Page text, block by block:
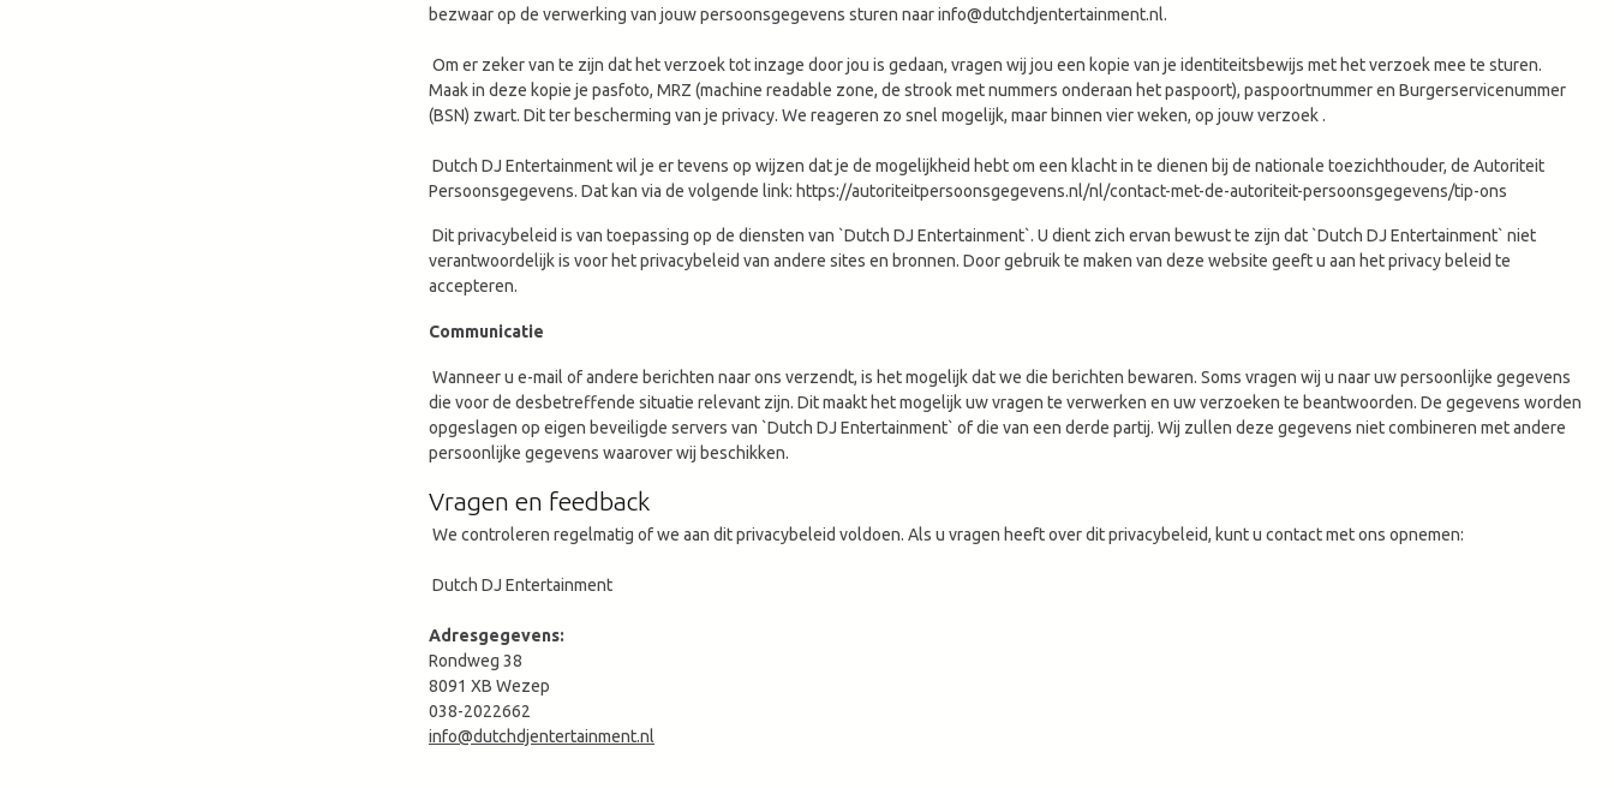
bezwaar op de verwerking van jouw persoonsgegevens sturen naarinfo@dutchdjentertainment.nl.
Om er zeker van te zijn dat het verzoek tot inzage door jou is gedaan, vragen wij jou een kopie van je identiteitsbewijs met het verzoek mee te sturen.
Maak in deze kopie je pasfoto, MRZ (machine readable zone, de strook met nummers onderaan het paspoort), paspoortnummer en Burgerservicenummer
(BSN) zwart. Dit ter bescherming van je privacy. We reageren zo snel mogelijk, maar binnen vier weken, op jouw verzoek .
Dutch DJ Entertainment wil je er tevens op wijzen dat je de mogelijkheid hebt om een klacht in te dienen bij de nationale toezichthouder, de Autoriteit
Persoonsgegevens. Dat kan via de volgende link: https://autoriteitpersoonsgegevens.nl/nl/contact-met-de-autoriteit-persoonsgegevens/tip-ons
Dit privacybeleid is van toepassing op de diensten van `Dutch DJ Entertainment`. U dient zich ervan bewust te zijn dat `Dutch DJ Entertainment` niet
verantwoordelijk is voor het privacybeleid van andere sites en bronnen. Door gebruik te maken van deze website geeft u aan het privacy beleid te
accepteren.
Communicatie
Wanneer u e-mail of andere berichten naar ons verzendt, is het mogelijk dat we die berichten bewaren. Soms vragen wij u naar uw persoonlijke gegevens
die voor de desbetreffende situatie relevant zijn. Dit maakt het mogelijk uw vragen te verwerken en uw verzoeken te beantwoorden. De gegevens worden
opgeslagen op eigen beveiligde servers van `Dutch DJ Entertainment` of die van een derde partij. Wij zullen deze gegevens niet combineren met andere
persoonlijke gegevens waarover wij beschikken.
Vragen en feedback
We controleren regelmatig of we aan dit privacybeleid voldoen. Als u vragen heeft over dit privacybeleid, kunt u contact met ons opnemen:
Dutch DJ Entertainment
Adresgegevens:
Rondweg 38
8091 XB Wezep
038-2022662
info@dutchdjentertainment.nl